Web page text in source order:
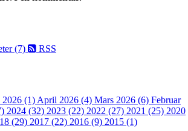
(7) RSS
(1) April 2026 (4) Mars 2026 (6) Februar
2024 (32) 2023 (22) 2022 (27) 2021 (25) 2020
(29) 2017 (22) 2016 (9) 2015 (1)